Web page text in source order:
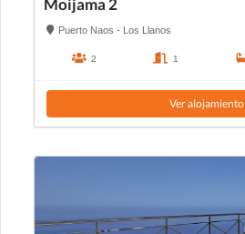
Moijama 2
Puerto Naos - Los Llanos
2 1
Ver alojamiento